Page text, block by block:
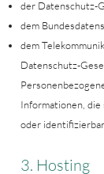
der Datenschutz-
dem
dem
Datenschutz-
Informationen,
oder
3. Hosting